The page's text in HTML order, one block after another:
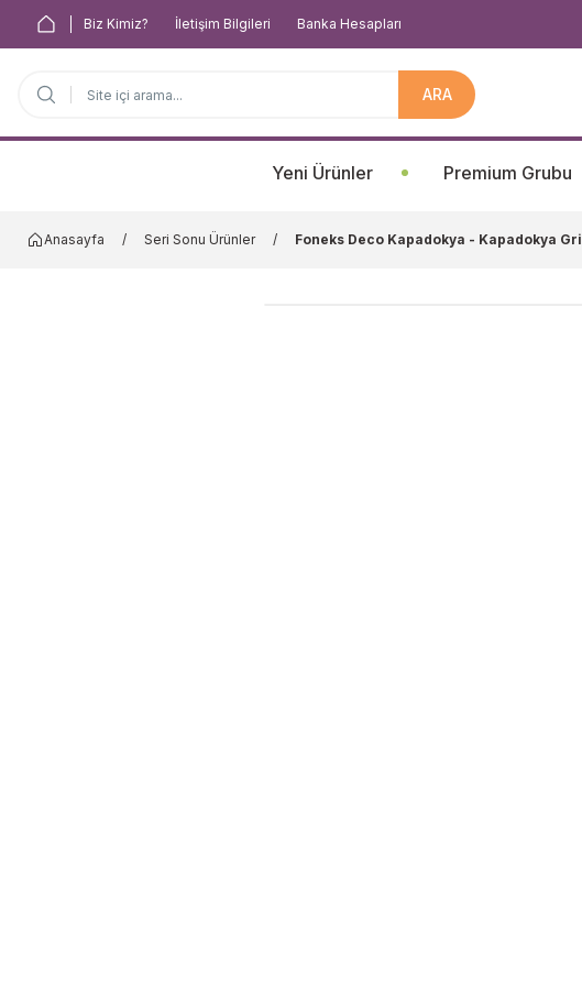
Biz Kimiz? İletişim Bilgileri Banka Hesapları
ARA
Yeni Ürünler Premium Grubu
Anasayfa Seri Sonu Ürünler Foneks Deco Kapadokya - Kapadokya Gri